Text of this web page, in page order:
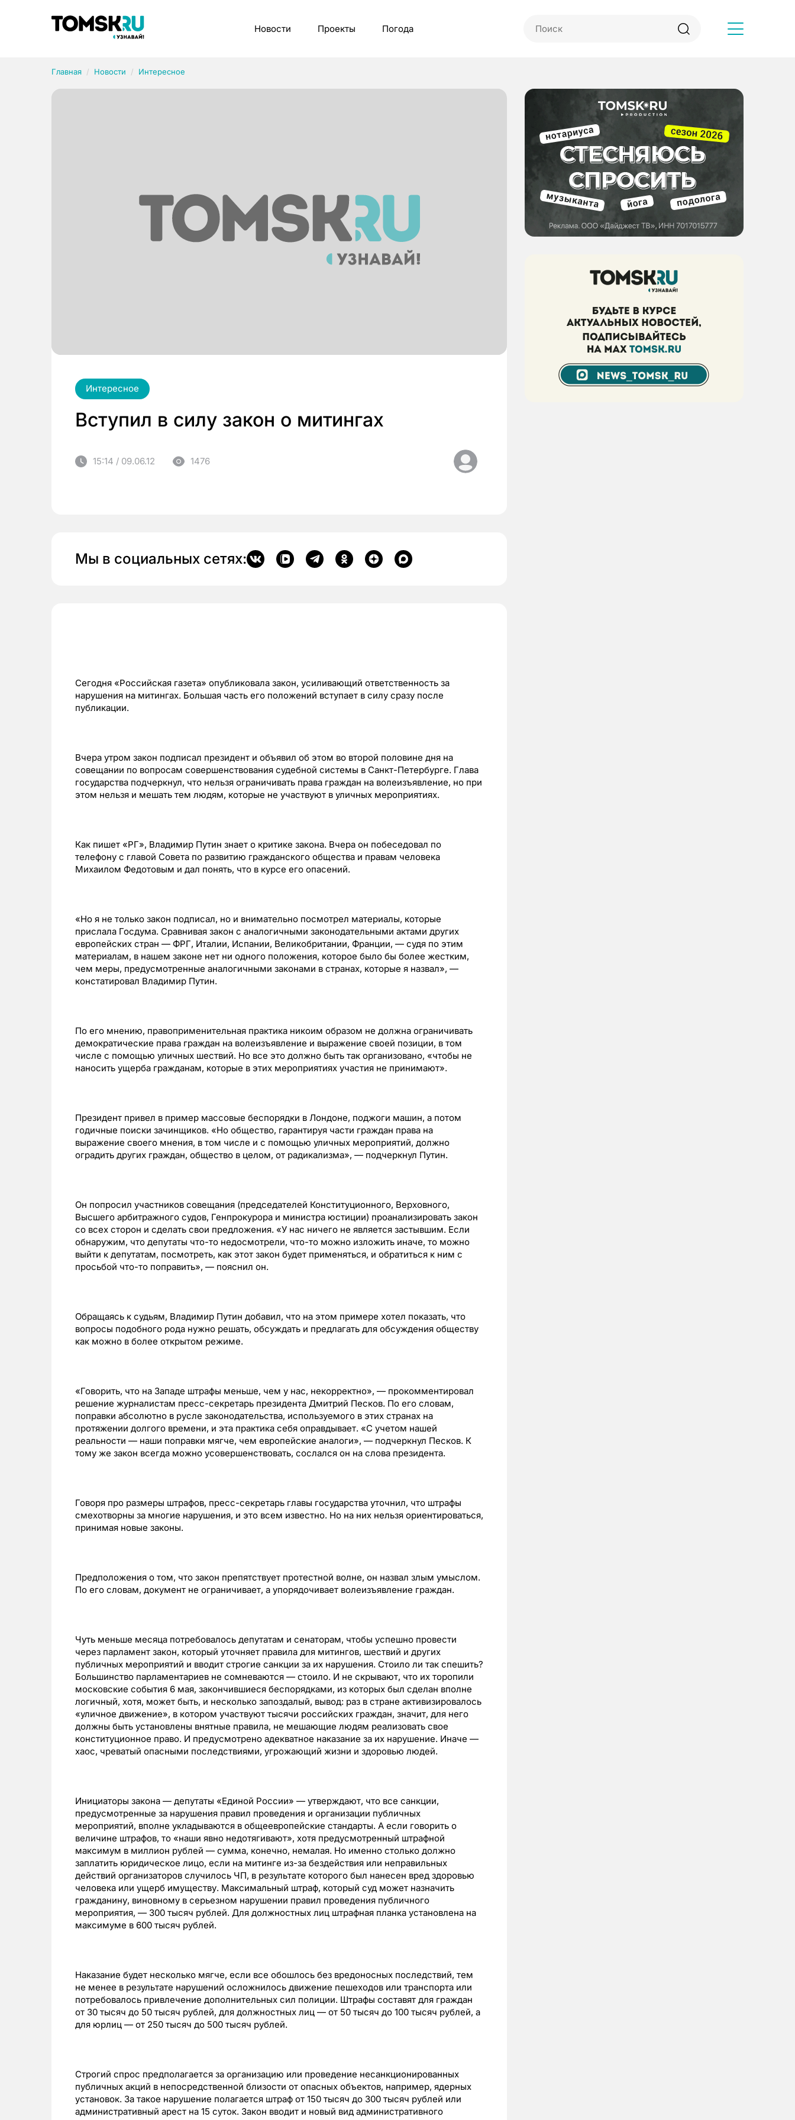
Новости Проекты Погода
Главная Новости Интересное
Интересное
Вступил в силу закон о митингах
15:14 / 09.06.12 1476
Мы в социальных сетях:
Сегодня «Российская газета» опубликовала закон, усиливающий ответственность за
нарушения на митингах. Большая часть его положений вступает в силу сразу после
публикации.
Вчера утром закон подписал президент и объявил об этом во второй половине дня на
совещании по вопросам совершенствования судебной системы в Санкт-Петербурге. Глава
государства подчеркнул, что нельзя ограничивать права граждан на волеизъявление, но при
этом нельзя и мешать тем людям, которые не участвуют в уличных мероприятиях.
Как пишет «РГ», Владимир Путин знает о критике закона. Вчера он побеседовал по
телефону с главой Cовета по развитию гражданского общества и правам человека
Михаилом Федотовым и дал понять, что в курсе его опасений.
«Но я не только закон подписал, но и внимательно посмотрел материалы, которые
прислала Госдума. Сравнивая закон с аналогичными законодательными актами других
европейских стран — ФРГ, Италии, Испании, Великобритании, Франции, — судя по этим
материалам, в нашем законе нет ни одного положения, которое было бы более жестким,
чем меры, предусмотренные аналогичными законами в странах, которые я назвал», —
констатировал Владимир Путин.
По его мнению, правоприменительная практика никоим образом не должна ограничивать
демократические права граждан на волеизъявление и выражение своей позиции, в том
числе с помощью уличных шествий. Но все это должно быть так организовано, «чтобы не
наносить ущерба гражданам, которые в этих мероприятиях участия не принимают».
Президент привел в пример массовые беспорядки в Лондоне, поджоги машин, а потом
годичные поиски зачинщиков. «Но общество, гарантируя части граждан права на
выражение своего мнения, в том числе и с помощью уличных мероприятий, должно
оградить других граждан, общество в целом, от радикализма», — подчеркнул Путин.
Он попросил участников совещания (председателей Конституционного, Верховного,
Высшего арбитражного судов, Генпрокурора и министра юстиции) проанализировать закон
со всех сторон и сделать свои предложения. «У нас ничего не является застывшим. Если
обнаружим, что депутаты что-то недосмотрели, что-то можно изложить иначе, то можно
выйти к депутатам, посмотреть, как этот закон будет применяться, и обратиться к ним с
просьбой что-то поправить», — пояснил он.
Обращаясь к судьям, Владимир Путин добавил, что на этом примере хотел показать, что
вопросы подобного рода нужно решать, обсуждать и предлагать для обсуждения обществу
как можно в более открытом режиме.
«Говорить, что на Западе штрафы меньше, чем у нас, некорректно», — прокомментировал
решение журналистам пресс-секретарь президента Дмитрий Песков. По его словам,
поправки абсолютно в русле законодательства, используемого в этих странах на
протяжении долгого времени, и эта практика себя оправдывает. «С учетом нашей
реальности — наши поправки мягче, чем европейские аналоги», — подчеркнул Песков. К
тому же закон всегда можно усовершенствовать, сослался он на слова президента.
Говоря про размеры штрафов, пресс-секретарь главы государства уточнил, что штрафы
смехотворны за многие нарушения, и это всем известно. Но на них нельзя ориентироваться,
принимая новые законы.
Предположения о том, что закон препятствует протестной волне, он назвал злым умыслом.
По его словам, документ не ограничивает, а упорядочивает волеизъявление граждан.
Чуть меньше месяца потребовалось депутатам и сенаторам, чтобы успешно провести
через парламент закон, который уточняет правила для митингов, шествий и других
публичных мероприятий и вводит строгие санкции за их нарушения. Стоило ли так спешить?
Большинство парламентариев не сомневаются — стоило. И не скрывают, что их торопили
московские события 6 мая, закончившиеся беспорядками, из которых был сделан вполне
логичный, хотя, может быть, и несколько запоздалый, вывод: раз в стране активизировалось
«уличное движение», в котором участвуют тысячи российских граждан, значит, для него
должны быть установлены внятные правила, не мешающие людям реализовать свое
конституционное право. И предусмотрено адекватное наказание за их нарушение. Иначе —
хаос, чреватый опасными последствиями, угрожающий жизни и здоровью людей.
Инициаторы закона — депутаты «Единой России» — утверждают, что все санкции,
предусмотренные за нарушения правил проведения и организации публичных
мероприятий, вполне укладываются в общеевропейские стандарты. А если говорить о
величине штрафов, то «наши явно недотягивают», хотя предусмотренный штрафной
максимум в миллион рублей — сумма, конечно, немалая. Но именно столько должно
заплатить юридическое лицо, если на митинге из-за бездействия или неправильных
действий организаторов случилось ЧП, в результате которого был нанесен вред здоровью
человека или ущерб имуществу. Максимальный штраф, который суд может назначить
гражданину, виновному в серьезном нарушении правил проведения публичного
мероприятия, — 300 тысяч рублей. Для должностных лиц штрафная планка установлена на
максимуме в 600 тысяч рублей.
Наказание будет несколько мягче, если все обошлось без вредоносных последствий, тем
не менее в результате нарушений осложнилось движение пешеходов или транспорта или
потребовалось привлечение дополнительных сил полиции. Штрафы составят для граждан
от 30 тысяч до 50 тысяч рублей, для должностных лиц — от 50 тысяч до 100 тысяч рублей, а
для юрлиц — от 250 тысяч до 500 тысяч рублей.
Строгий спрос предполагается за организацию или проведение несанкционированных
публичных акций в непосредственной близости от опасных объектов, например, ядерных
установок. За такое нарушение полагается штраф от 150 тысяч до 300 тысяч рублей или
административный арест на 15 суток. Закон вводит и новый вид административного
Рубрики